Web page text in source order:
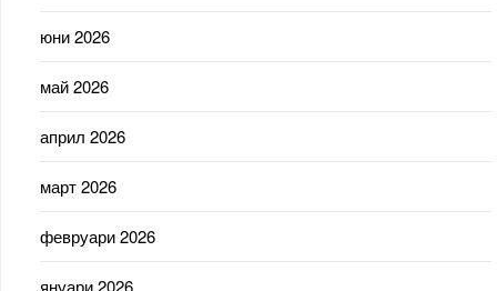
юни 2026
май 2026
април 2026
март 2026
февруари 2026
януари 2026